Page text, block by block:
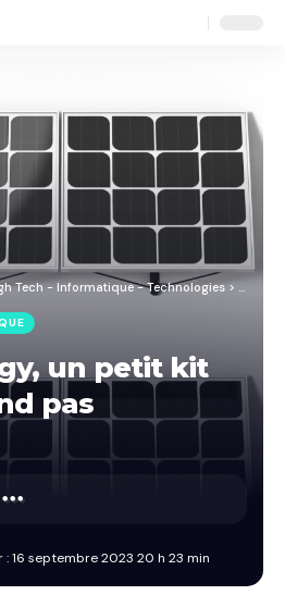
Tech - Informatique - Technologies > Blog
un petit kit
pas
: 16 septembre 2023 20 h 23 min